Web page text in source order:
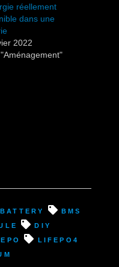
réellement
dans une
2022
battery
BMS
diy
lifepo4